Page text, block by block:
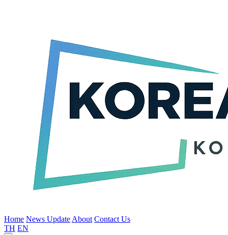
Home News Update About Contact Us
TH EN